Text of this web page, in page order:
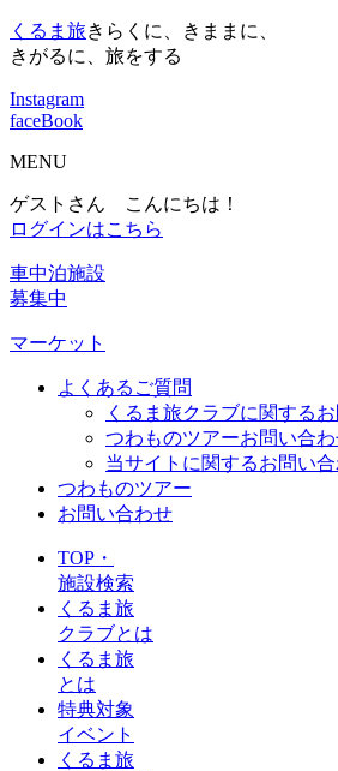
くるま旅きらくに、きままに、
きがるに、旅をする
Instagram
faceBook
MENU
ゲストさん こんにちは！
ログインはこちら
車中泊施設
募集中
マーケット
よくあるご質問
くるま旅クラブに関する
つわものツアーお問い合
当サイトに関するお問い
つわものツアー
お問い合わせ
TOP・
施設検索
くるま旅
クラブとは
くるま旅
とは
特典対象
イベント
くるま旅